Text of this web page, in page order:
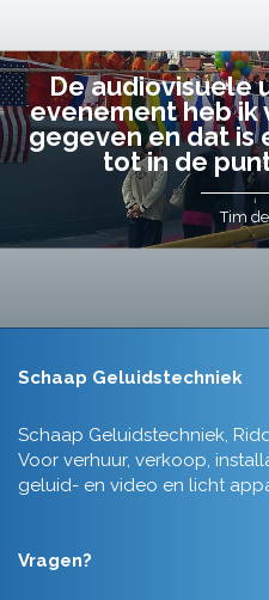
De audiovisuele
evenement heb ik
gegeven en dat is
tot in de
Tim
Schaap Geluidstechniek
Schaap Geluidstechniek,
Voor verhuur, verkoop,
geluid- en video en licht
Vragen?